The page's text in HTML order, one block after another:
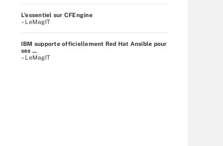
L’essentiel sur CFEngine
– LeMagIT
IBM supporte officiellement Red Hat Ansible pour
ses ...
– LeMagIT